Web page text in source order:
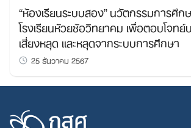
“ห้องเรียนระบบสอง” นวัตกรรมการศึ
โรงเรียนห้วยซ้อวิทยาคม เพื่อตอบโจท
เสี่ยงหลุด และหลุดจากระบบการศึกษา
25 ธันวาคม 2567